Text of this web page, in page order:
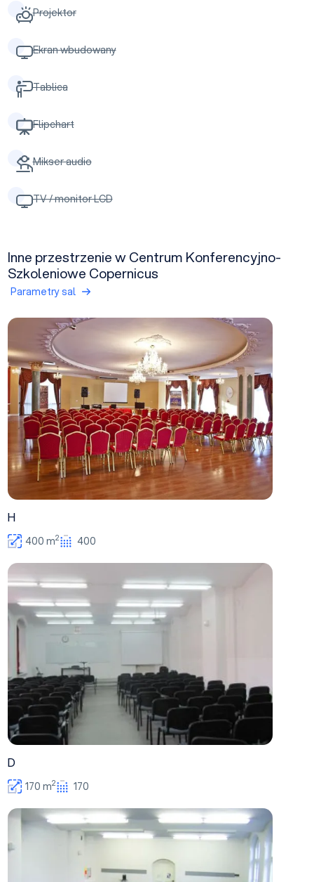
Projektor
Ekran wbudowany
Tablica
Flipchart
Mikser audio
TV / monitor LCD
Inne przestrzenie w Centrum Konferencyjno-
Szkoleniowe Copernicus
Parametry sal
H
400 m2 400
D
170 m2 170
E